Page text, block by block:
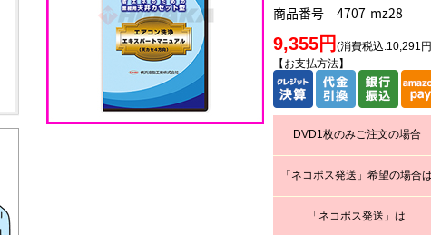
商品番号 4707-mz28
9,355円 (消費税込:10,291
【お支払方法】
DVD1枚のみご注文の場合
「ネコポス発送」希望の場合
「ネコポス発送」は